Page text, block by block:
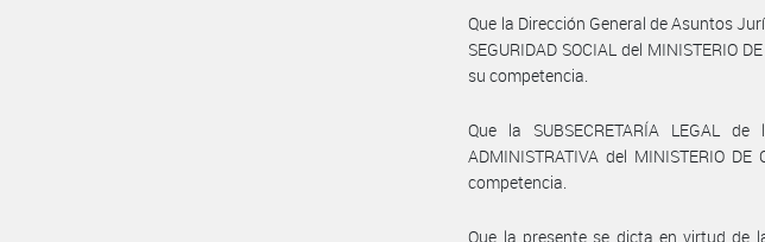
Que la Dirección General de Asuntos
SEGURIDAD SOCIAL del MINISTERIO
su competencia.
Que la SUBSECRETARÍA LEGAL de
ADMINISTRATIVA del MINISTERIO
competencia.
Que la presente se dicta en virtud de